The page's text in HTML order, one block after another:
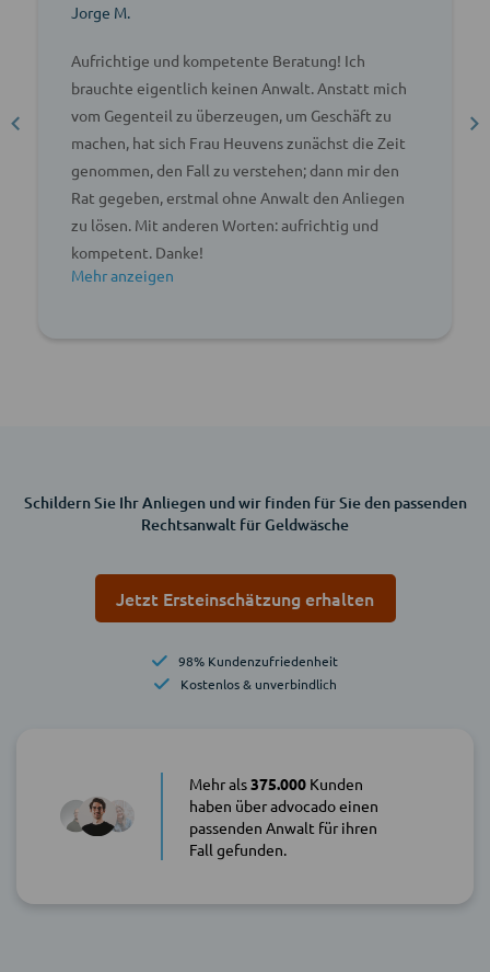
Jorge M.
Aufrichtige und kompetente Beratung! Ich
brauchte eigentlich keinen Anwalt. Anstatt mich
vom Gegenteil zu überzeugen, um Geschäft zu
machen, hat sich Frau Heuvens zunächst die Zeit
genommen, den Fall zu verstehen; dann mir den
Rat gegeben, erstmal ohne Anwalt den Anliegen
zu lösen. Mit anderen Worten: aufrichtig und
kompetent. Danke!
Schildern Sie Ihr Anliegen und wir finden für Sie den passenden
Rechtsanwalt für Geldwäsche
Jetzt Ersteinschätzung erhalten
98% Kundenzufriedenheit
Kostenlos & unverbindlich
Mehr als375.000Kunden
haben über advocado einen
passenden Anwalt für ihren
Fall gefunden.